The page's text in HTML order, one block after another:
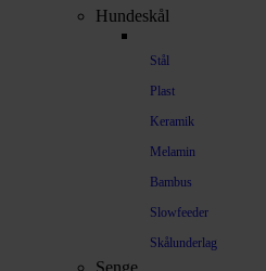
Hundeskål
Stål
Plast
Keramik
Melamin
Bambus
Slowfeeder
Skålunderlag
Senge